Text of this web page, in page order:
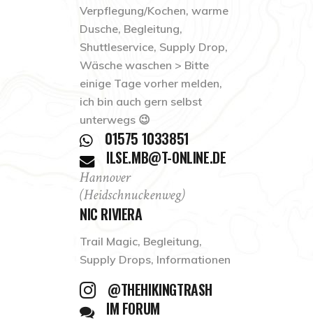
Verpflegung/Kochen, warme
Dusche, Begleitung,
Shuttleservice, Supply Drop,
Wäsche waschen > Bitte
einige Tage vorher melden,
ich bin auch gern selbst
unterwegs 😉
01575 1033851
ILSE.MB@T-ONLINE.DE
Hannover
(Heidschnuckenweg)
NIC RIVIERA
Trail Magic, Begleitung,
Supply Drops, Informationen
@THEHIKINGTRASH
IM FORUM